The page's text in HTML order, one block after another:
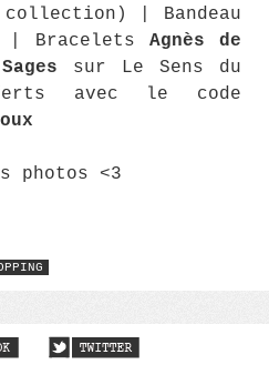
collection) | Bandeau
| Bracelets Agnès de
sur Le Sens du
avec le code
photos <3